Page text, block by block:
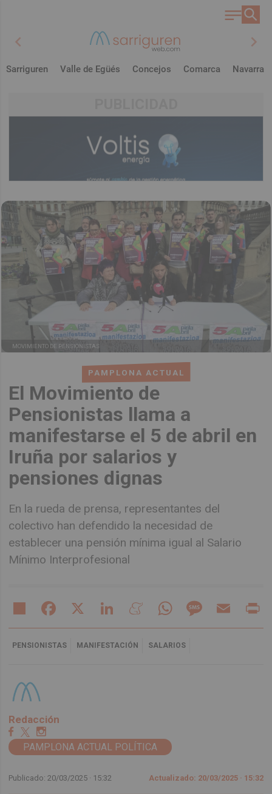
chevron_left chevron_right
Sarriguren Valle de Egüés Concejos Comarca Navarra
PAMPLONA ACTUAL
El Movimiento de
Pensionistas llama a
manifestarse el 5 de abril en
Iruña por salarios y
pensiones dignas
En la rueda de prensa, representantes del
colectivo han defendido la necesidad de
establecer una pensión mínima igual al Salario
Mínimo Interprofesional
MOVIMIENTO DE PENSIONISTAS
Share Facebook LinkedIn MeneameWhatsAppMessageEmail
PENSIONISTAS MANIFESTACIÓN SALARIOS
Redacción
PAMPLONA ACTUAL POLÍTICA
Publicado: 20/03/2025 · 15:32 Actualizado: 20/03/2025 · 15:32